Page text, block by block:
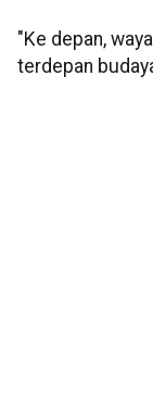
"Ke depan,
terdepan